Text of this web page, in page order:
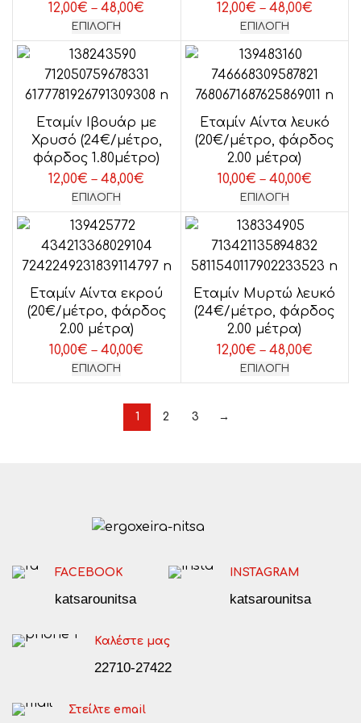
12,00€ – 48,00€
12,00€
through
48,00€
ΕΠΙΛΟΓΉ
12,00€ – 48,00€Price
12,00€
48,00€
ΕΠΙΛΟΓΉ
Εταμίν Ιβουάρ με
Χρυσό (24€/μέτρο,
φάρδος 1.80μέτρο)
12,00€ – 48,00€
12,00€
through
48,00€
ΕΠΙΛΟΓΉ
Εταμίν Αίντα λευκό
(20€/μέτρο, φάρδος
2.00 μέτρα)
10,00€ – 40,00€Price
10,00€
40,00€
ΕΠΙΛΟΓΉ
Εταμίν Αίντα εκρού
(20€/μέτρο, φάρδος
2.00 μέτρα)
10,00€ – 40,00€
10,00€
40,00€
ΕΠΙΛΟΓΉ
Εταμίν Μυρτώ λευκό
(24€/μέτρο, φάρδος
2.00 μέτρα)
12,00€ – 48,00€Price
12,00€
ΕΠΙΛΟΓΉ
1 2 3 →
FACEBOOK
katsarounitsa
INSTAGRAM
katsarounitsa
Καλέστε μας
22710-27422
Στείλτε email